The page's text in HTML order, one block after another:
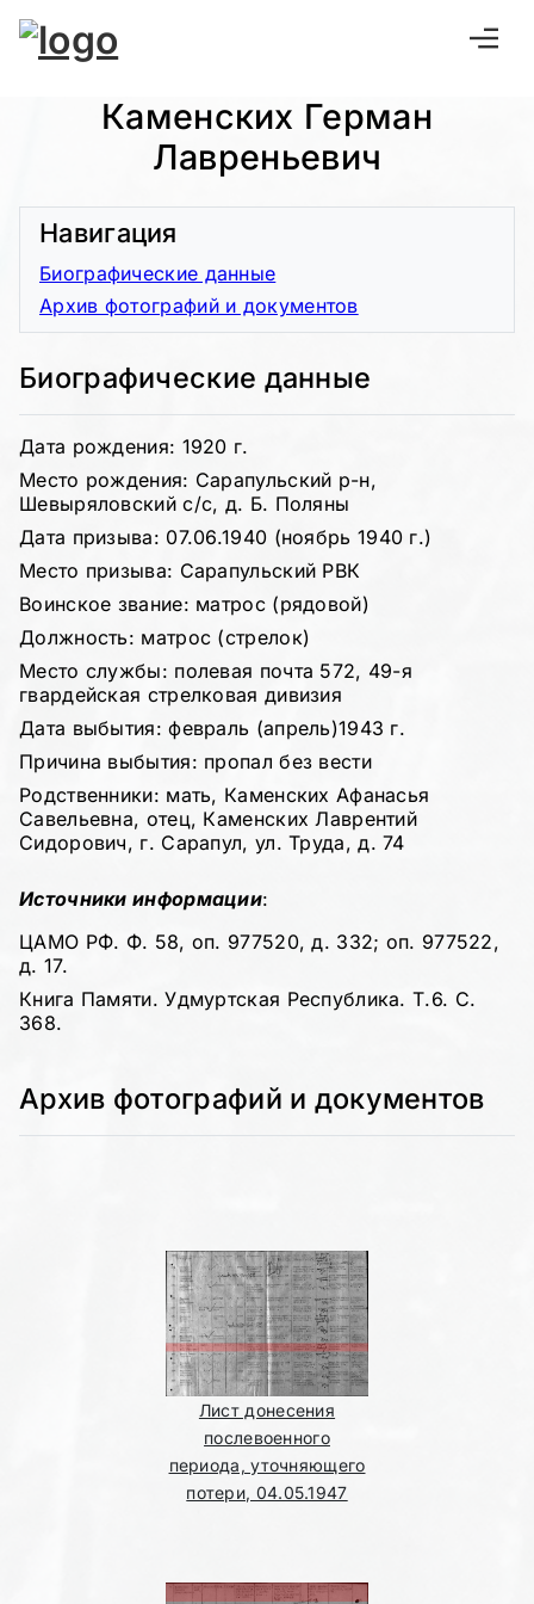
Каменских Герман
Лавреньевич
Биографические данные
Дата рождения: 1920 г.
Место рождения: Сарапульский р-н,
Шевыряловский с/с, д. Б. Поляны
Дата призыва: 07.06.1940 (ноябрь 1940 г.)
Место призыва: Сарапульский РВК
Воинское звание: матрос (рядовой)
Должность: матрос (стрелок)
Место службы: полевая почта 572, 49-я
гвардейская стрелковая дивизия
Дата выбытия: февраль (апрель)1943 г.
Причина выбытия: пропал без вести
Родственники: мать, Каменских Афанасья
Савельевна, отец, Каменских Лаврентий
Сидорович, г. Сарапул, ул. Труда, д. 74
Источники информации:
ЦАМО РФ. Ф. 58, оп. 977520, д. 332; оп. 977522,
д. 17.
Книга Памяти. Удмуртская Республика. Т.6. С.
368.
Навигация
Биографические данные
Архив фотографий и документов
Архив фотографий и документов
Лист донесения
послевоенного
периода, уточняющего
потери, 04.05.1947